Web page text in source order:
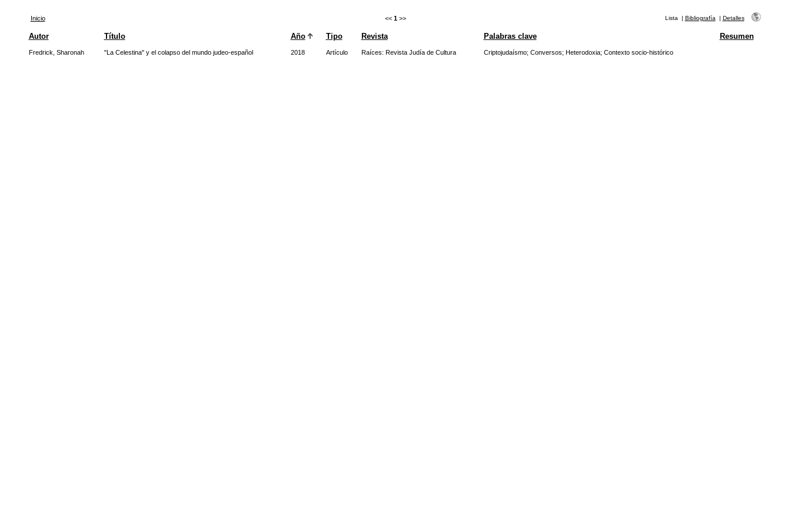
Inicio << 1 >> Lista | Bibliografía | Detalles
Autor Título Año Tipo Revista Palabras clave Resumen
Fredrick, Sharonah "La Celestina" y el colapso del mundo judeo-español 2018 Artículo Raíces: Revista Judía de Cultura Criptojudaísmo; Conversos; Heterodoxia; Contexto socio-histórico